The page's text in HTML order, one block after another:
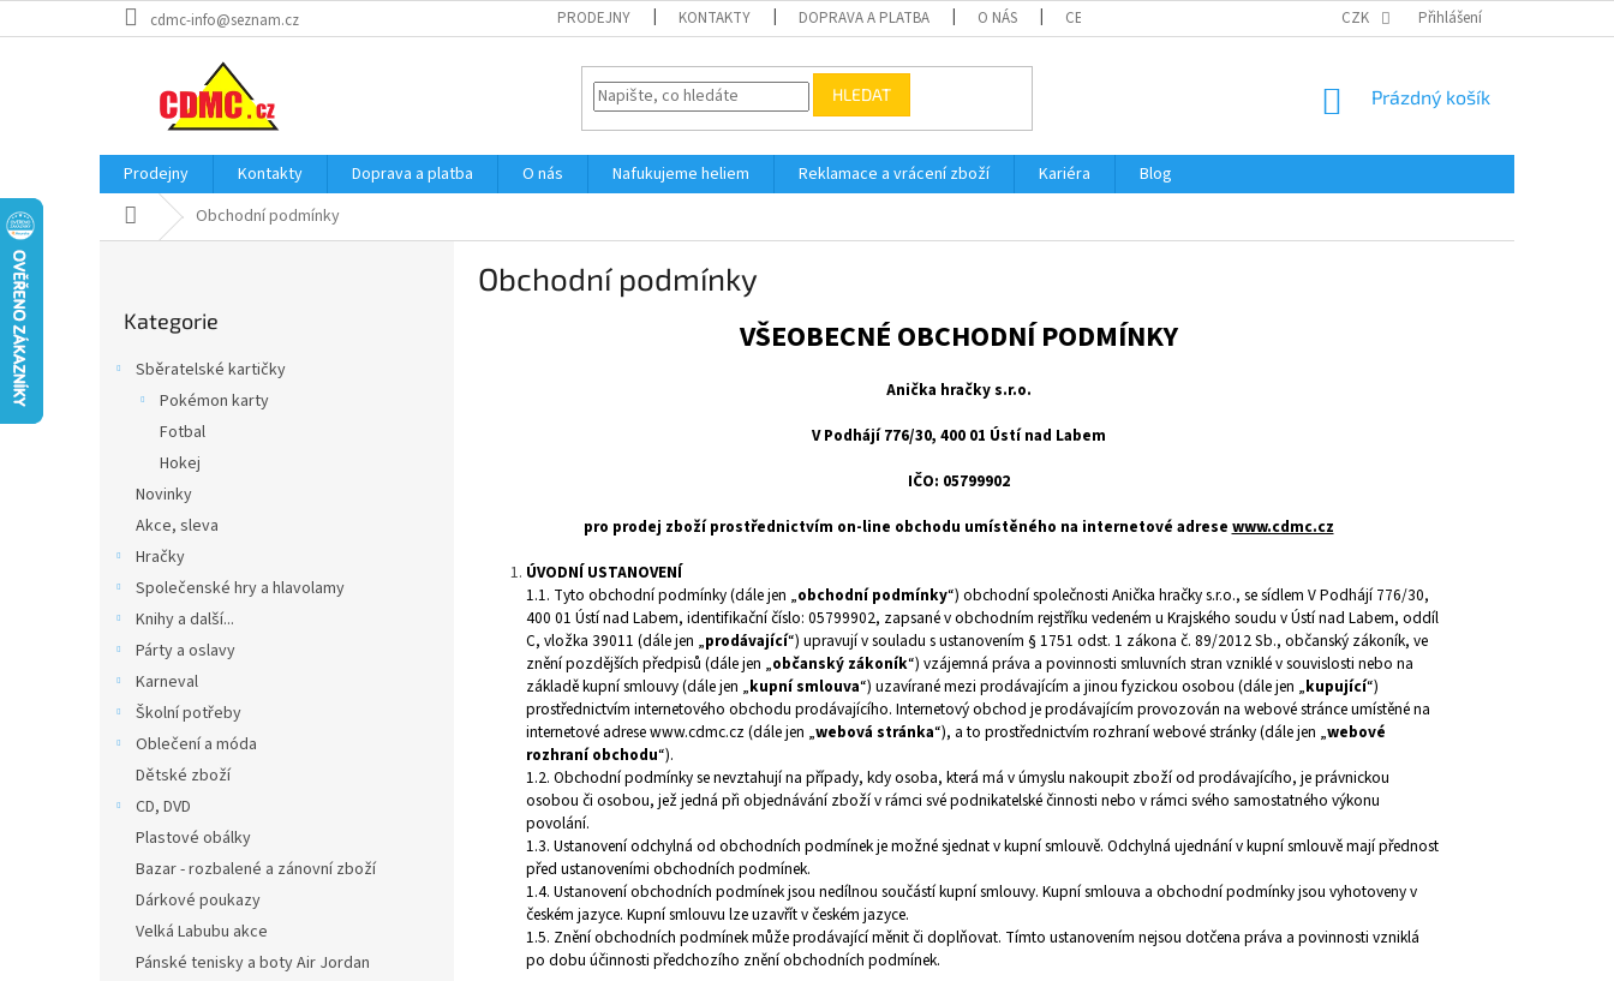
na
cdmc-info@seznam.cz PRODEJNY KONTAKTY DOPRAVA A PLATBA O NÁS CERTIFIKÁTY A NÁVODY OBCHODNÍ PODMÍNKY OCHRANA OSOBNÍCH
CZK Přihlášení
HLEDAT
NÁKUPNÍ
Prázdný košík
Prodejny Kontakty Doprava a platba O nás Nafukujeme heliem Reklamace a vrácení zboží Kariéra
Blog
Domů Obchodní podmínky
kategorie
Kategorie
Sběratelské kartičky
Pokémon karty
Fotbal
Hokej
Novinky
Akce, sleva
Hračky
Společenské hry a hlavolamy
Knihy a další...
Párty a oslavy
Karneval
Školní potřeby
Oblečení a móda
Dětské zboží
CD, DVD
Plastové obálky
Bazar - rozbalené a zánovní zboží
Dárkové poukazy
Velká Labubu akce
Pánské tenisky a boty Air Jordan
Obchodní podmínky
VŠEOBECNÉ OBCHODNÍ PODMÍNKY
Anička hračky s.r.o.
V Podhájí 776/30, 400 01 Ústí nad Labem
IČO: 05799902
pro prodej zboží prostřednictvím on-line obchodu umístěného na internetové adrese www.cdmc.cz
ÚVODNÍ USTANOVENÍ
1.1. Tyto obchodní podmínky (dále jen „obchodní podmínky“) obchodní společnosti Anička hračky s.r.o., se sídlem V Podhájí 776/30,
400 01 Ústí nad Labem, identifikační číslo: 05799902, zapsané v obchodním rejstříku vedeném u Krajského soudu v Ústí nad Labem, oddíl
C, vložka 39011 (dále jen „prodávající“) upravují v souladu s ustanovením § 1751 odst. 1 zákona č. 89/2012 Sb., občanský zákoník, ve
znění pozdějších předpisů (dále jen „občanský zákoník“) vzájemná práva a povinnosti smluvních stran vzniklé v souvislosti nebo na
základě kupní smlouvy (dále jen „kupní smlouva“) uzavírané mezi prodávajícím a jinou fyzickou osobou (dále jen „kupující“)
prostřednictvím internetového obchodu prodávajícího. Internetový obchod je prodávajícím provozován na webové stránce umístěné na
internetové adrese www.cdmc.cz (dále jen „webová stránka“), a to prostřednictvím rozhraní webové stránky (dále jen „webové
rozhraní obchodu“).
1.2. Obchodní podmínky se nevztahují na případy, kdy osoba, která má v úmyslu nakoupit zboží od prodávajícího, je právnickou
osobou či osobou, jež jedná při objednávání zboží v rámci své podnikatelské činnosti nebo v rámci svého samostatného výkonu
povolání.
1.3. Ustanovení odchylná od obchodních podmínek je možné sjednat v kupní smlouvě. Odchylná ujednání v kupní smlouvě mají přednost
před ustanoveními obchodních podmínek.
1.4. Ustanovení obchodních podmínek jsou nedílnou součástí kupní smlouvy. Kupní smlouva a obchodní podmínky jsou vyhotoveny v
českém jazyce. Kupní smlouvu lze uzavřít v českém jazyce.
1.5. Znění obchodních podmínek může prodávající měnit či doplňovat. Tímto ustanovením nejsou dotčena práva a povinnosti vzniklá
po dobu účinnosti předchozího znění obchodních podmínek.